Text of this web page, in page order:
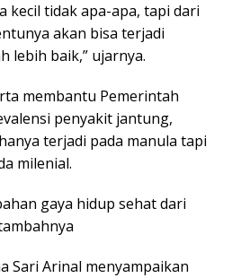
kecil tidak apa-apa, tapi dari
akan bisa terjadi
lebih baik,” ujarnya.
membantu Pemerintah
penyakit jantung,
terjadi pada manula tapi
milenial.
gaya hidup sehat dari
Sari Arinal menyampaikan